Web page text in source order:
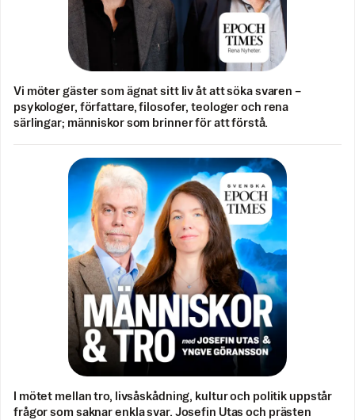
Vi möter gäster som ägnat sitt liv åt att söka svaren –
psykologer, författare, filosofer, teologer och rena
särlingar; människor som brinner för att förstå.
I mötet mellan tro, livsåskådning, kultur och politik uppstår
frågor som saknar enkla svar. Josefin Utas och prästen